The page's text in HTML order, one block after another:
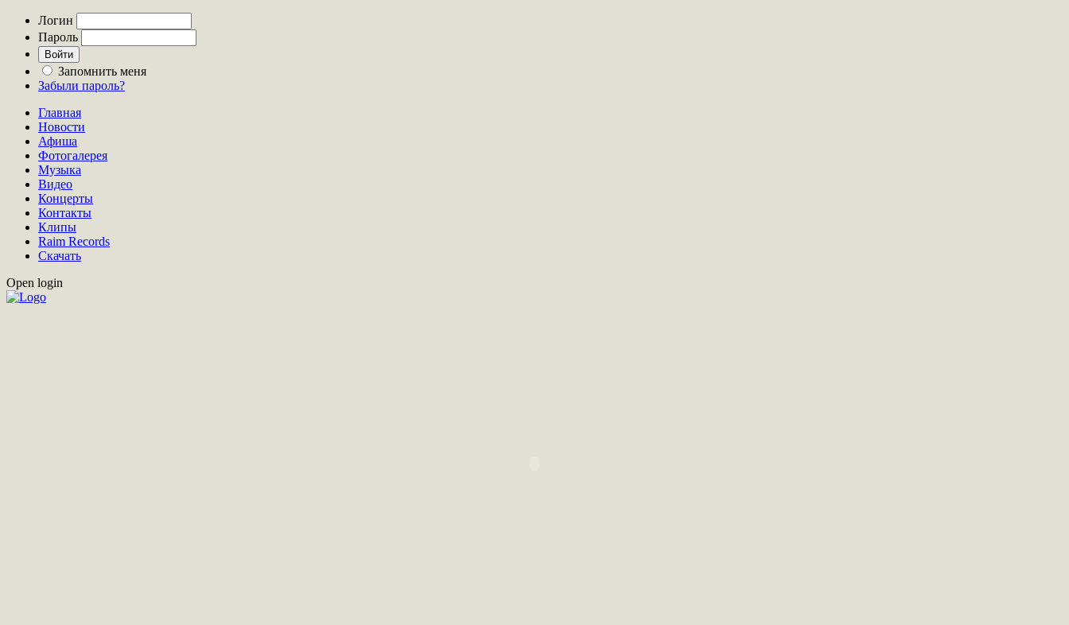
Логин
Пароль
Запомнить меня
Забыли пароль?
Главная
Новости
Афиша
Фотогалерея
Музыка
Видео
Концерты
Контакты
Клипы
Raim Records
Скачать
Open login